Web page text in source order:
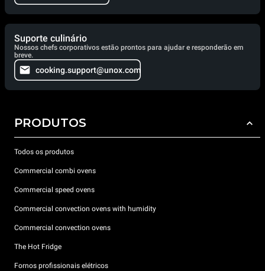
Suporte culinário
Nossos chefs corporativos estão prontos para ajudar e responderão em
breve.
cooking.support@unox.com
PRODUTOS
Todos os produtos
Commercial combi ovens
Commercial speed ovens
Commercial convection ovens with humidity
Commercial convection ovens
The Hot Fridge
Fornos profissionais elétricos